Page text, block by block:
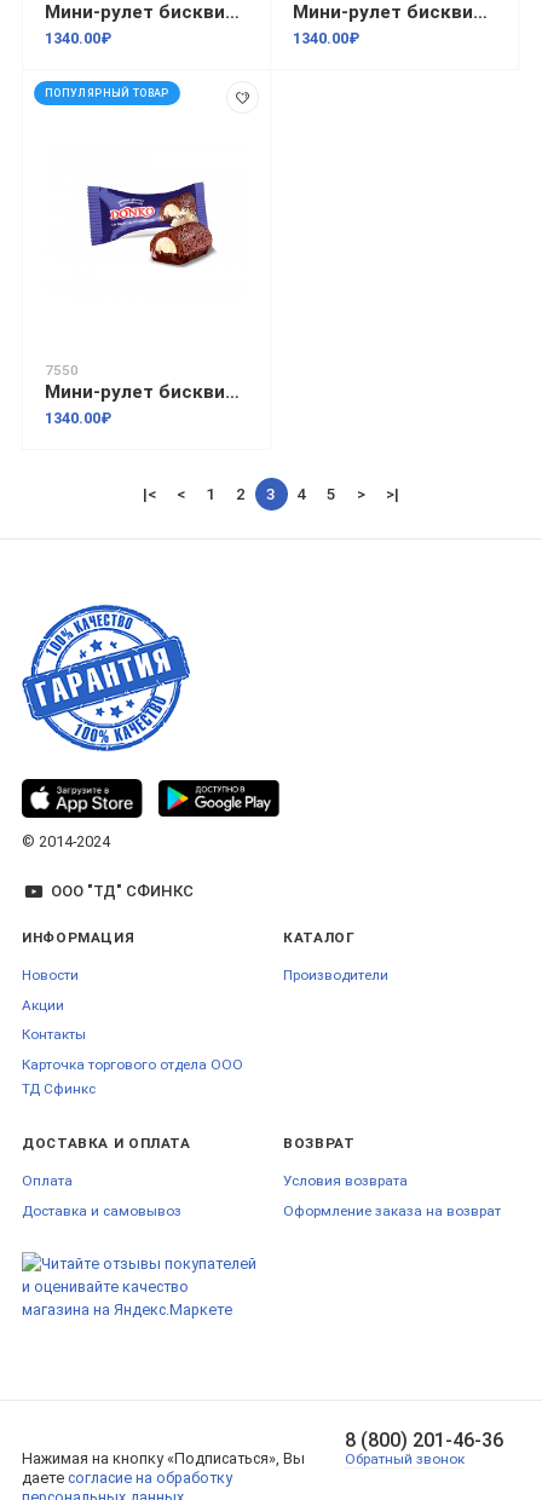
Мини-рулет бисквитный "DonKo" вишня со сливками 2,1кг
1340.00₽
Мини-рулет бисквитный "DonKo" ореховый 2,1кг
1340.00₽
ПОПУЛЯРНЫЙ ТОВАР
7550
Мини-рулет бисквитный "DonKo" со вкусом пломбира 2,1кг
1340.00₽
|< < 1 2 3 4 5 > >|
© 2014-2024
ООО "ТД" СФИНКС
ИНФОРМАЦИЯ
Новости
Акции
Контакты
Карточка торгового отдела ООО
ТД Сфинкс
КАТАЛОГ
Производители
ДОСТАВКА И ОПЛАТА
Оплата
Доставка и самовывоз
ВОЗВРАТ
Условия возврата
Оформление заказа на возврат
Нажимая на кнопку «Подписаться», Вы
даете согласие на обработку
8 (800) 201-46-36
Обратный звонок